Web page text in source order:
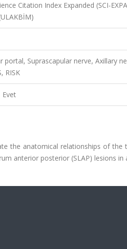
Citation Index Expanded (SCI-
portal, Suprascapular nerve, Axillary
RISK
Evet
the anatomical relationships of
anterior posterior (SLAP) lesions in